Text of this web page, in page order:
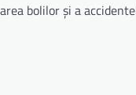
bolilor și a